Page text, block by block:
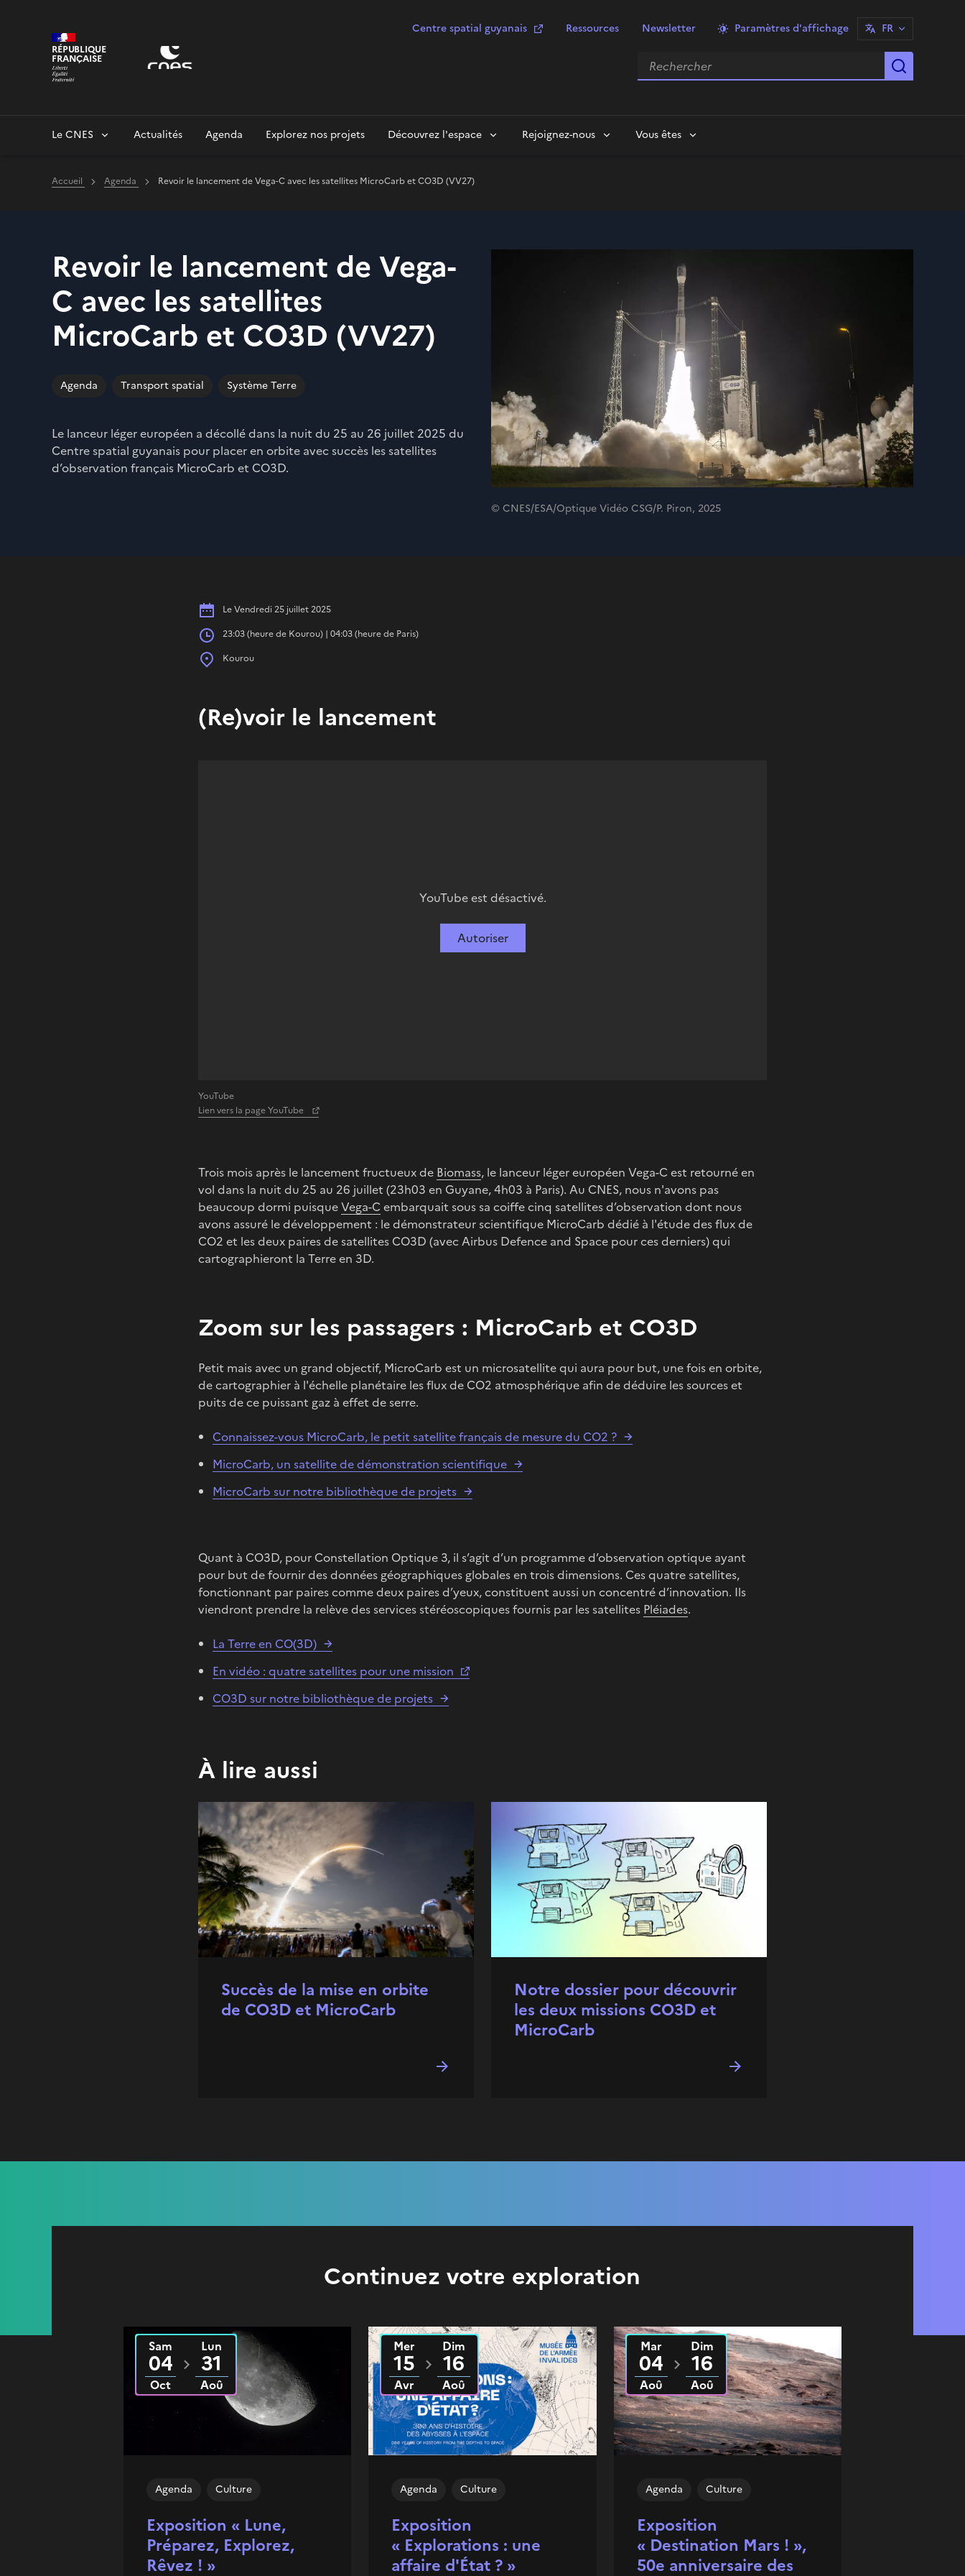
RÉPUBLIQUE
FRANÇAISE
Centre spatial guyanais Ressources Newsletter Paramètres d'affichage FR
Rechercher
Le CNES Actualités Agenda Explorez nos projets Découvrez l'espace Rejoignez-nous Vous êtes
Accueil Agenda Revoir le lancement de Vega-C avec les satellites MicroCarb et CO3D (VV27)
Revoir le lancement de Vega-
C avec les satellites
MicroCarb et CO3D (VV27)
Agenda Transport spatial Système Terre
Le lanceur léger européen a décollé dans la nuit du 25 au 26 juillet 2025 du
Centre spatial guyanais pour placer en orbite avec succès les satellites
d’observation français MicroCarb et CO3D.
© CNES/ESA/Optique Vidéo CSG/P. Piron, 2025
Date
Le Vendredi 25 juillet 2025
Heures23:03 (heure de Kourou) | 04:03 (heure de Paris)
Place
Kourou
(Re)voir le lancement
YouTube est désactivé.
Autoriser
YouTube
Lien vers la page YouTube
Trois mois après le lancement fructueux de Biomass, le lanceur léger européen Vega-C est retourné en
vol dans la nuit du 25 au 26 juillet (23h03 en Guyane, 4h03 à Paris). Au CNES, nous n'avons pas
beaucoup dormi puisqueVega-C embarquait sous sa coiffe cinq satellites d’observation dont nous
avons assuré le développement : le démonstrateur scientifique MicroCarb dédié à l'étude des flux de
CO2 et les deux paires de satellites CO3D (avec Airbus Defence and Space pour ces derniers) qui
cartographieront la Terre en 3D.
Zoom sur les passagers : MicroCarb et CO3D
Petit mais avec un grand objectif, MicroCarb est un microsatellite qui aura pour but, une fois en ​orbite,
de cartographier à l'échelle planétaire les flux de CO2 atmosphérique afin de déduire les sources et
puits de ce puissant gaz à effet de serre.
Connaissez-vous MicroCarb, le petit satellite français de mesure du CO2 ?
MicroCarb, un satellite de démonstration scientifique
MicroCarb sur notre bibliothèque de projets
Quant à CO3D, pour Constellation Optique 3, il s’agit d’un programme d’observation optique ayant
pour but de fournir des données géographiques globales en trois dimensions. Ces quatre satellites,
fonctionnant par paires comme deux paires d’yeux, constituent aussi un concentré d’innovation. Ils
viendront prendre la relève des services stéréoscopiques fournis par les satellites Pléiades.
La Terre en CO(3D)
En vidéo : quatre satellites pour une mission
CO3D sur notre bibliothèque de projets
À lire aussi
Succès de la mise en orbite
de CO3D et MicroCarb
Notre dossier pour découvrir
les deux missions CO3D et
MicroCarb
Continuez votre exploration
Exposition « Lune,
Préparez, Explorez,
Rêvez ! »
Agenda Culture
Du
Sam
04
Oct
2025 au
Lun
31
Aoû
2026
Exposition
« Explorations : une
affaire d'État ? »
Agenda Culture
Du
Mer
15
Avr
2026 au
Dim
16
Aoû
2026
Exposition
« Destination Mars ! »,
50e anniversaire des
Agenda Culture
Du
Mar
04
Aoû
2026 au
Dim
16
Aoû
2026